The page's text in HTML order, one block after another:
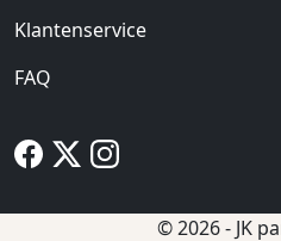
Klantenservice
FAQ
© 2026 - JK